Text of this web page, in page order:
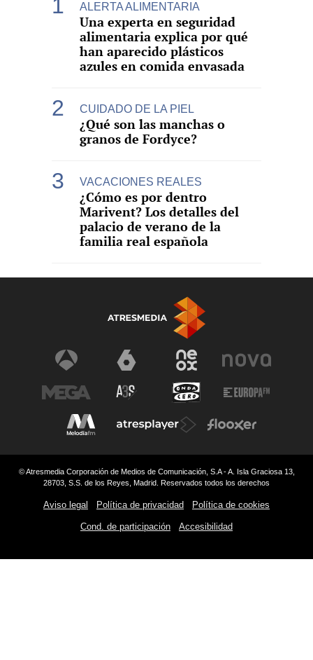
ALERTA ALIMENTARIA
Una experta en seguridad
alimentaria explica por qué
han aparecido plásticos
azules en comida envasada
CUIDADO DE LA PIEL
¿Qué son las manchas o
granos de Fordyce?
VACACIONES REALES
¿Cómo es por dentro
Marivent? Los detalles del
palacio de verano de la
familia real española
© Atresmedia Corporación de Medios de Comunicación, S.A - A. Isla Graciosa 13,
28703, S.S. de los Reyes, Madrid. Reservados todos los derechos
Aviso legal Política de privacidad Política de cookies
Cond. de participación Accesibilidad